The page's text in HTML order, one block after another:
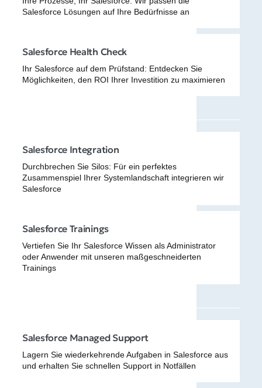
Salesforce Lösungen auf Ihre Bedürfnisse an
Salesforce Health Check
Ihr Salesforce auf dem Prüfstand: Entdecken Sie
Möglichkeiten, den ROI Ihrer Investition zu maximieren
Salesforce Integration
Durchbrechen Sie Silos: Für ein perfektes
Zusammenspiel Ihrer Systemlandschaft integrieren wir
Salesforce
Salesforce Trainings
Vertiefen Sie Ihr Salesforce Wissen als Administrator
oder Anwender mit unseren maßgeschneiderten
Trainings
Salesforce Managed Support
Lagern Sie wiederkehrende Aufgaben in Salesforce aus
und erhalten Sie schnellen Support in Notfällen